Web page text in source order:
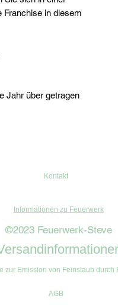
Franchise in diesem
Jahr über getragen
Kontakt
Informationen zu Feuerwerk
©2023 Feuerwerk-Steve
zur Emission von Feinstaub durch
AGB